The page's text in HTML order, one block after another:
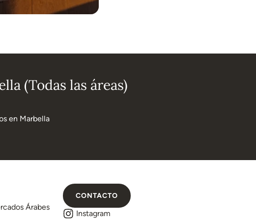
(Todas las áreas)
en Marbella
Árabes
CONTACTO
Instagram